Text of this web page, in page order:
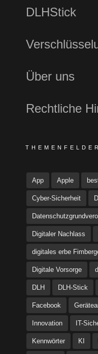
DLHStick
Über uns
Rechtliche
THEMENFELDER
App Apple
Cyber-Sicherheit
Digitaler Nachlass
digitales erbe
Digitale Vorsorge
DLH DLH-Stick
Facebook
Innovation IT-
Kennwörter KI